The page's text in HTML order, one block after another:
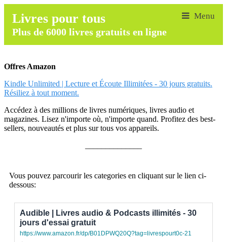
Livres pour tous
Plus de 6000 livres gratuits en ligne
Offres Amazon
Kindle Unlimited | Lecture et Écoute Illimitées - 30 jours gratuits.
Résiliez à tout moment.
Accédez à des millions de livres numériques, livres audio et
magazines. Lisez n'importe où, n'importe quand. Profitez des best-
sellers, nouveautés et plus sur tous vos appareils.
Vous pouvez parcourir les categories en cliquant sur le lien ci-
dessous:
Audible | Livres audio & Podcasts illimités - 30
jours d'essai gratuit
https://www.amazon.fr/dp/B01DPWQ20Q?tag=livrespourt0c-21